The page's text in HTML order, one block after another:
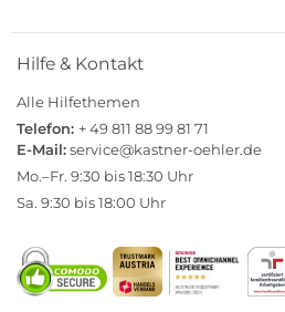
Hilfe & Kontakt
Alle Hilfethemen
Telefon: + 49 811 88 99 81 71
E-Mail:service@kastner-oehler.de
Mo.–Fr. 9:30 bis 18:30 Uhr
Sa. 9:30 bis 18:00 Uhr